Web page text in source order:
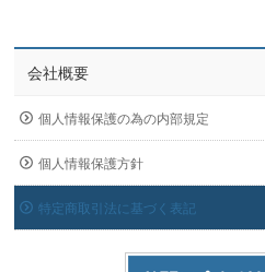
会社概要
個人情報保護の為の内部規定
個人情報保護方針
特定商取引法に基づく表記